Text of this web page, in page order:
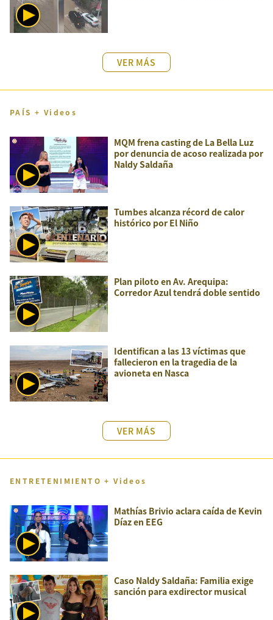
VER MÁS
PAÍS + Videos
MQM frena casting de La Bella Luz
por denuncia de acoso realizada por
Naldy Saldaña
Tumbes alcanza récord de calor
histórico por El Niño
Plan piloto en Av. Arequipa:
Corredor Azul tendrá doble sentido
Identifican a las 13 víctimas que
fallecieron en la tragedia de la
avioneta en Nasca
VER MÁS
ENTRETENIMIENTO + Videos
Mathías Brivio aclara caída de Kevin
Díaz en EEG
Caso Naldy Saldaña: Familia exige
sanción para exdirector musical